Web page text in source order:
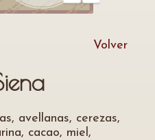
Volver
avellanas, cerezas,
cacao, miel,